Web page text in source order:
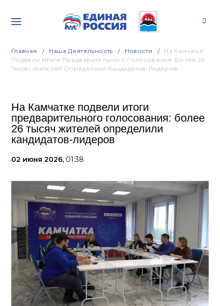
Главная Наша Деятельность Новости
На Камчатке
Подвели Итоги Предварительного Голосования: Более 26
Тысяч Жителей Определили Кандидатов-Лидеров
На Камчатке подвели итоги
предварительного голосования: более
26 тысяч жителей определили
кандидатов-лидеров
02 июня 2026, 01:38